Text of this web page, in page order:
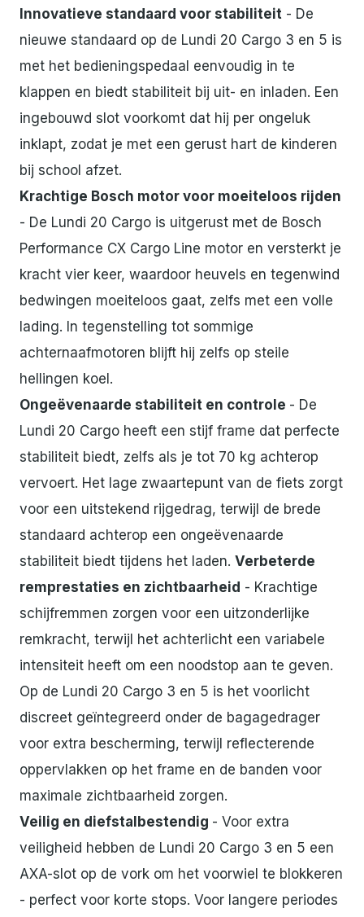
Innovatieve standaard voor stabiliteit - De
nieuwe standaard op de Lundi 20 Cargo 3 en 5 is
met het bedieningspedaal eenvoudig in te
klappen en biedt stabiliteit bij uit- en inladen. Een
ingebouwd slot voorkomt dat hij per ongeluk
inklapt, zodat je met een gerust hart de kinderen
bij school afzet.
Krachtige Bosch motor voor moeiteloos rijden
- De Lundi 20 Cargo is uitgerust met de Bosch
Performance CX Cargo Line motor en versterkt je
kracht vier keer, waardoor heuvels en tegenwind
bedwingen moeiteloos gaat, zelfs met een volle
lading. In tegenstelling tot sommige
achternaafmotoren blijft hij zelfs op steile
hellingen koel.
Ongeëvenaarde stabiliteit en controle - De
Lundi 20 Cargo heeft een stijf frame dat perfecte
stabiliteit biedt, zelfs als je tot 70 kg achterop
vervoert. Het lage zwaartepunt van de fiets zorgt
voor een uitstekend rijgedrag, terwijl de brede
standaard achterop een ongeëvenaarde
stabiliteit biedt tijdens het laden. Verbeterde
remprestaties en zichtbaarheid - Krachtige
schijfremmen zorgen voor een uitzonderlijke
remkracht, terwijl het achterlicht een variabele
intensiteit heeft om een noodstop aan te geven.
Op de Lundi 20 Cargo 3 en 5 is het voorlicht
discreet geïntegreerd onder de bagagedrager
voor extra bescherming, terwijl reflecterende
oppervlakken op het frame en de banden voor
maximale zichtbaarheid zorgen.
Veilig en diefstalbestendig - Voor extra
veiligheid hebben de Lundi 20 Cargo 3 en 5 een
AXA-slot op de vork om het voorwiel te blokkeren
- perfect voor korte stops. Voor langere periodes